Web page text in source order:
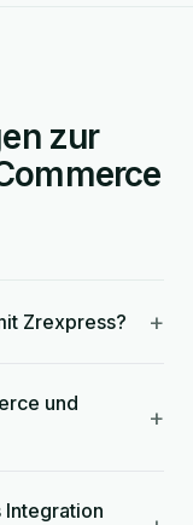
zur
Zrexpress? +
und
+